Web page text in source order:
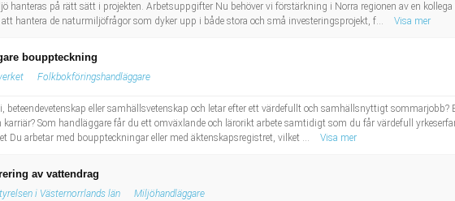
hanteras på rätt sätt i projekten. Arbetsuppgifter Nu behöver vi förstärkning i Norra regionen av en
hantera de naturmiljöfrågor som dyker upp i både stora och små investeringsprojekt, f...
Visa mer
bouppteckning
Folkbokföringshandläggare
beteendevetenskap eller samhällsvetenskap och letar efter ett värdefullt och samhällsnyttigt sommarjobb?
Som handläggare får du ett omväxlande och lärorikt arbete samtidigt som du får värdefull
Du arbetar med bouppteckningar eller med äktenskapsregistret, vilket ...
Visa mer
av vattendrag
i Västernorrlands län Miljöhandläggare